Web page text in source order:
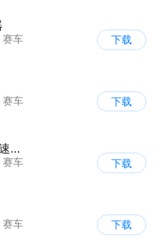
赛车
下载
赛车
下载
狂野飙车9：竞速传奇
赛车
下载
赛车
下载